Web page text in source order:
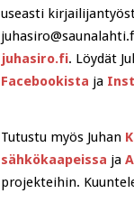
useasti
juhasiro.fi. Löydät
Facebookista ja
Tutustu myös Juhan
sähkökaapeissa ja
projekteihin.